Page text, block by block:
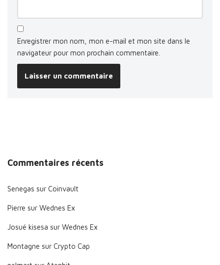
Enregistrer mon nom, mon e-mail et mon site dans le
navigateur pour mon prochain commentaire.
Commentaires récents
Senegas sur Coinvault
Pierre sur Wednes Ex
Josué kisesa sur Wednes Ex
Montagne sur Crypto Cap